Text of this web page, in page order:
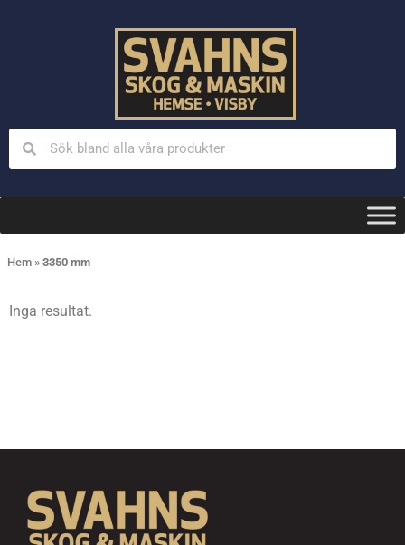
Hem » 3350 mm
Inga resultat.